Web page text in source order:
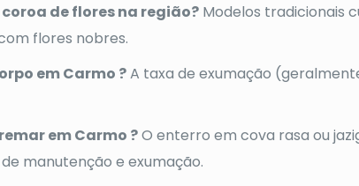
de flores na região? Modelos tradicionais
flores nobres.
em Carmo ?A taxa de exumação
em Carmo ?O enterro em cova rasa ou
manutenção e exumação.